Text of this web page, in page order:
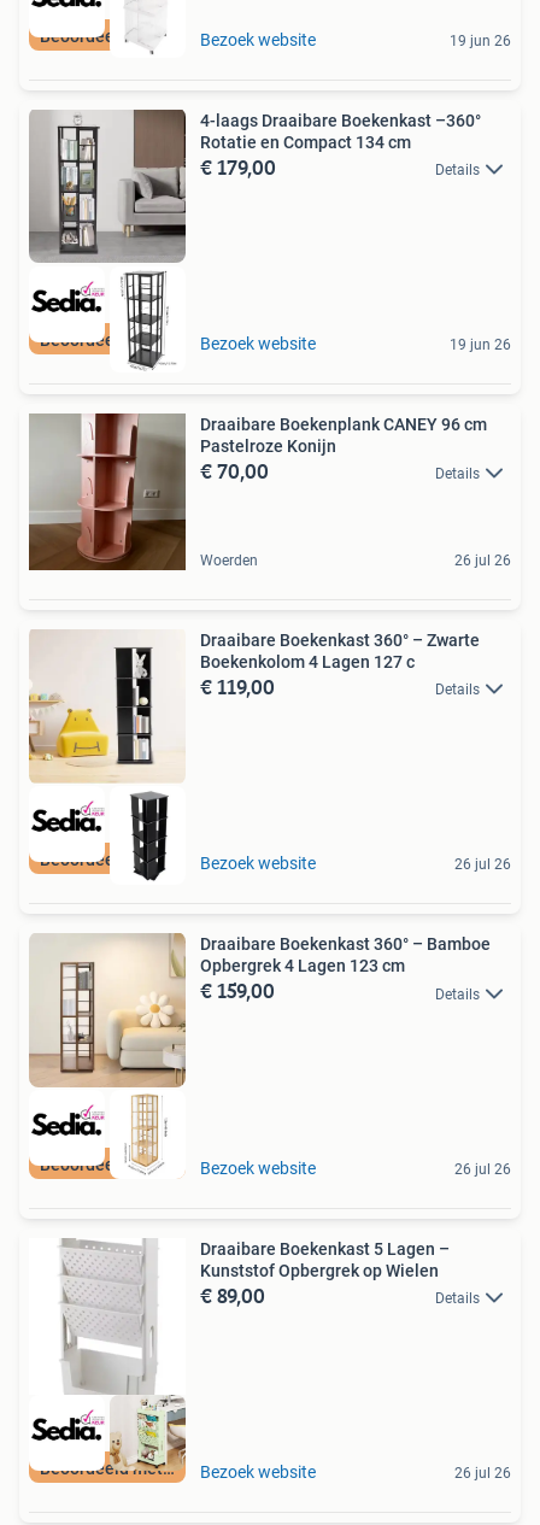
Beoordeeld met 9+ Bezoek website 19 jun 26
4-laags Draaibare Boekenkast –360°
Rotatie en Compact 134 cm
€ 179,00 Details
Bezoek website 19 jun 26
Draaibare Boekenplank CANEY 96 cm
Pastelroze Konijn
€ 70,00 Details
Woerden 26 jul 26
Beoordeeld met 9+
Draaibare Boekenkast 360° – Zwarte
Boekenkolom 4 Lagen 127 c
€ 119,00 Details
Bezoek website 26 jul 26
Beoordeeld met 9+
Draaibare Boekenkast 360° – Bamboe
Opbergrek 4 Lagen 123 cm
€ 159,00 Details
Bezoek website 26 jul 26
Beoordeeld met 9+
Draaibare Boekenkast 5 Lagen –
Kunststof Opbergrek op Wielen
€ 89,00 Details
Bezoek website 26 jul 26